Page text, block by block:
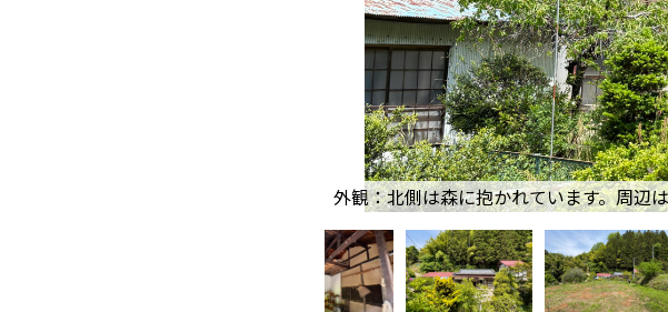
外観：北側は森に抱かれています。周辺